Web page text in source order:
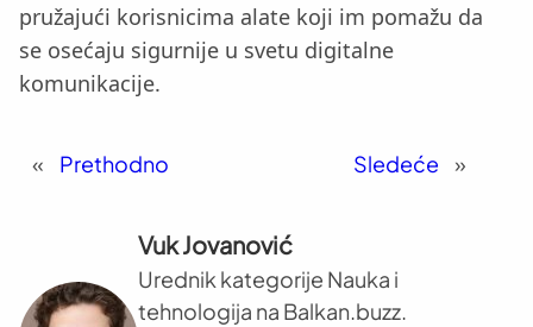
pružajući korisnicima alate koji im pomažu da
se osećaju sigurnije u svetu digitalne
komunikacije.
« Prethodno Sledeće »
Vuk Jovanović
Urednik kategorije Nauka i
tehnologija na Balkan.buzz.